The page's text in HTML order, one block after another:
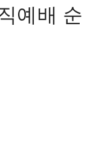
예배 순